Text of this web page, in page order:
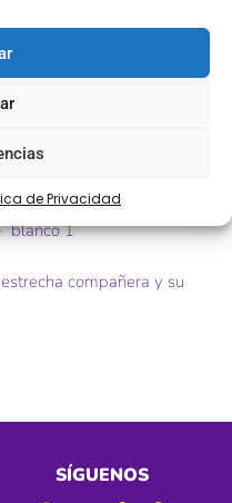
de Privacidad
de unos 10 cm de
blanco 1
compañera y su
SÍGUENOS